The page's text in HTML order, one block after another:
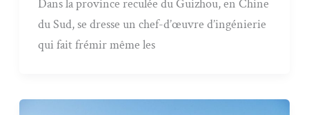
Dans la province reculée du Guizhou, en Chine
du Sud, se dresse un chef-d’œuvre d’ingénierie
qui fait frémir même les